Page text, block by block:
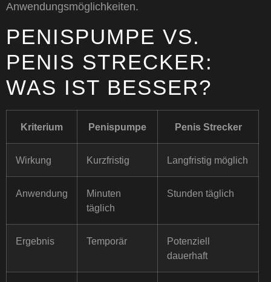
Anwendungsmöglichkeiten.
PENISPUMPE VS.
PENIS STRECKER:
WAS IST BESSER?
Kriterium Penispumpe Penis Strecker
Wirkung Kurzfristig Langfristig möglich
Anwendung
Minuten
täglich
Stunden täglich
Ergebnis Temporär
Potenziell
dauerhaft